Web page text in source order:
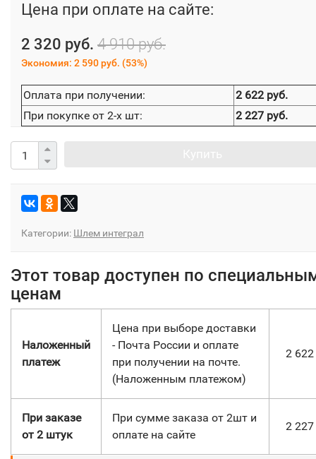
Цена при оплате на сайте:
2 320 руб. 4 910 руб.
Экономия: 2 590 руб. (53%)
Оплата при получении:
2 622 руб.
При покупке от 2-х шт:
2 227 руб.
Категории: Шлем интеграл
Этот товар доступен по
ценам
Наложенный
платеж
Цена при выборе доставки
- Почта России и оплате
при получении на почте.
(Наложенным платежом)
2 622
При заказе
от 2 штук
При сумме заказа от 2шт и
оплате на сайте
2 227